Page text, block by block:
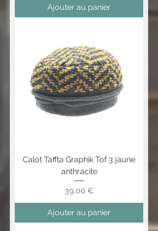
Ajouter au panier
Calot Taffta Graphik Tof 3 jaune
anthracite
Prix
39,00 €
Ajouter au panier